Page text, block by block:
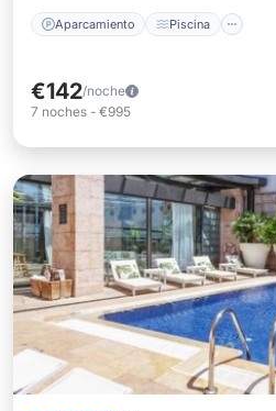
Aparcamiento Piscina
€142/noche
7 noches - €995